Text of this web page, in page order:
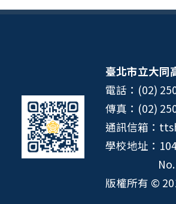
臺北市立大同
電話：(02)
傳真：(02)
通訊信箱：
學校地址：
版權所有 ©